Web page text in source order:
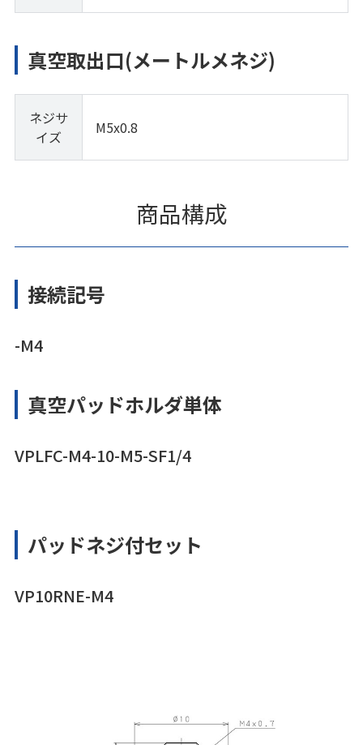
真空取出口(メートルメネジ)
ネジサ
イズ
M5x0.8
商品構成
接続記号
-M4
真空パッドホルダ単体
VPLFC-M4-10-M5-SF1/4
パッドネジ付セット
VP10RNE-M4